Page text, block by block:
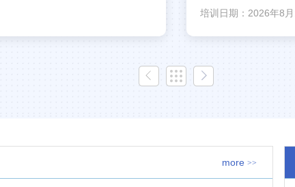
培训日期：2026年8
more >>